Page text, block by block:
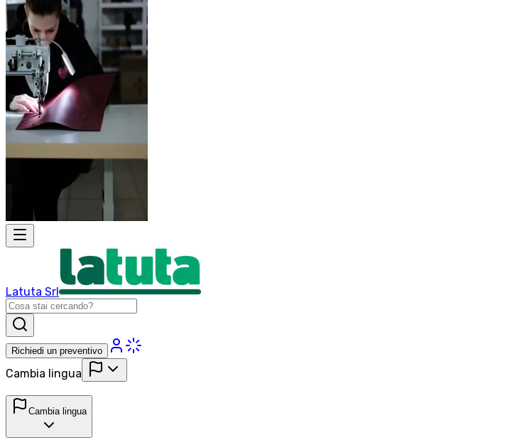
Latuta Srl
Richiedi un preventivo
Cambia lingua
Cambia lingua